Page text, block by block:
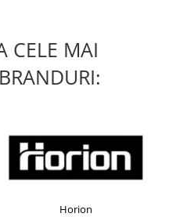
CELE MAI
Horion